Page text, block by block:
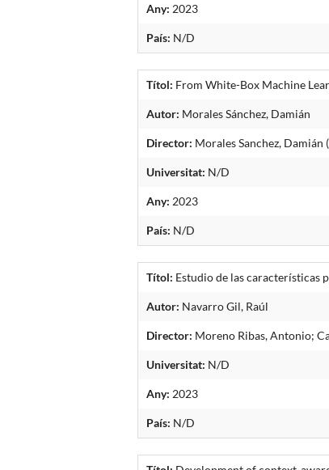
Any: 2023
País: N/D
Títol: From White-Box Machine
Autor: Morales Sánchez, Damián
Director: Morales Sanchez,
Universitat: N/D
Any: 2023
País: N/D
Títol: Estudio de las características
Autor: Navarro Gil, Raúl
Director: Moreno Ribas, Antonio;
Universitat: N/D
Any: 2023
País: N/D